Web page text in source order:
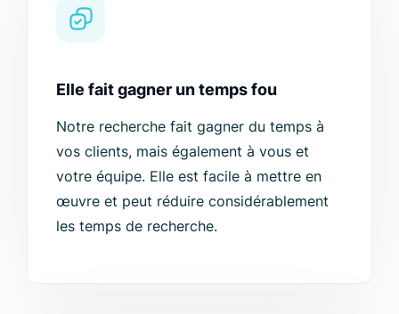
Elle fait gagner un temps fou
Notre recherche fait gagner du temps à
vos clients, mais également à vous et
votre équipe. Elle est facile à mettre en
œuvre et peut réduire considérablement
les temps de recherche.